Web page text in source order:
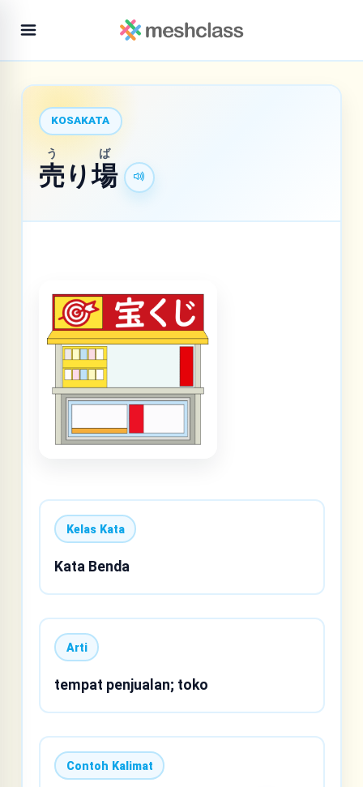
KOSAKATA
売
う
り場
ば
Kelas Kata
Kata Benda
Arti
tempat penjualan; toko
Contoh Kalimat